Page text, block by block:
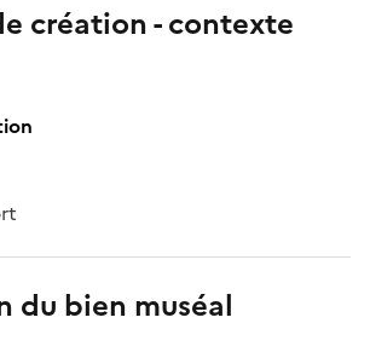
création - contexte
du bien muséal